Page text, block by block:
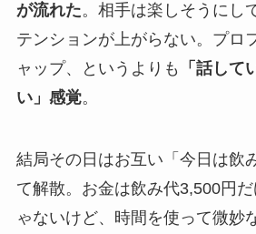
が流れた。相手は楽しそうにし
テンションが上がらない。プロ
ャップ、というよりも
「話して
い」感覚。
結局その日はお互い「今日は飲
て解散。お金は飲み代3,500円
ゃないけど、時間を使って微妙